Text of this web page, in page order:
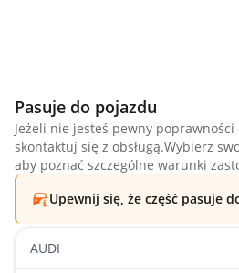
Pasuje do pojazdu
Jeżeli nie jesteś pewny
skontaktuj się z obsługą.Wybierz
aby poznać szczególne warunki
Upewnij się, że część pasuje
AUDI